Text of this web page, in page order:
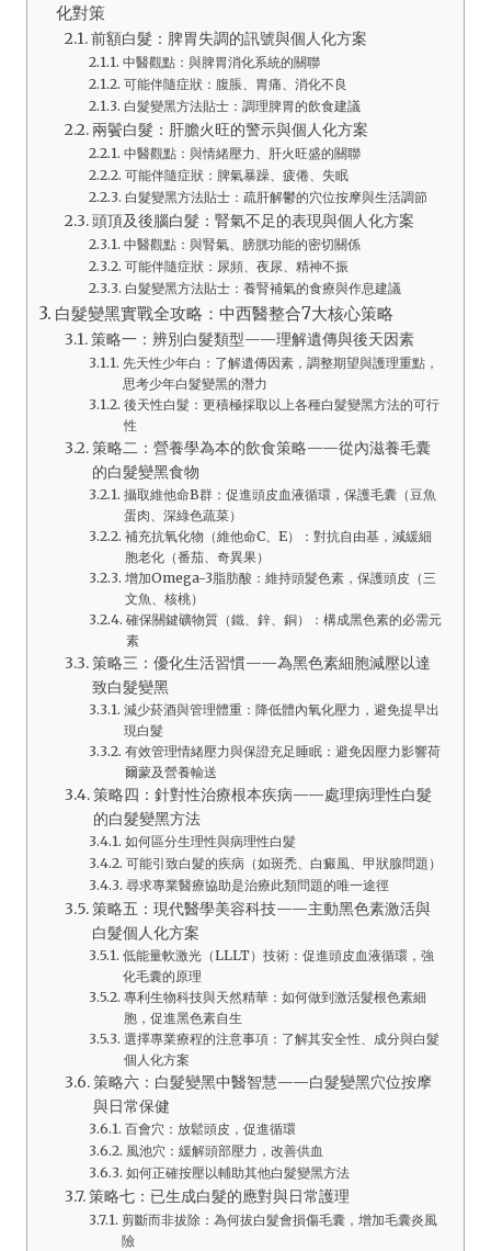
化對策
前額白髮：脾胃失調的訊號與個人化方案
中醫觀點：與脾胃消化系統的關聯
可能伴隨症狀：腹脹、胃痛、消化不良
白髮變黑方法貼士：調理脾胃的飲食建議
兩鬢白髮：肝膽火旺的警示與個人化方案
中醫觀點：與情緒壓力、肝火旺盛的關聯
可能伴隨症狀：脾氣暴躁、疲倦、失眠
白髮變黑方法貼士：疏肝解鬱的穴位按摩與生活調節
頭頂及後腦白髮：腎氣不足的表現與個人化方案
中醫觀點：與腎氣、膀胱功能的密切關係
可能伴隨症狀：尿頻、夜尿、精神不振
白髮變黑方法貼士：養腎補氣的食療與作息建議
白髮變黑實戰全攻略：中西醫整合7大核心策略
策略一：辨別白髮類型——理解遺傳與後天因素
先天性少年白：了解遺傳因素，調整期望與護理重點，
思考少年白髮變黑的潛力
後天性白髮：更積極採取以上各種白髮變黑方法的可行
性
策略二：營養學為本的飲食策略——從內滋養毛囊
的白髮變黑食物
攝取維他命B群：促進頭皮血液循環，保護毛囊（豆魚
蛋肉、深綠色蔬菜）
補充抗氧化物（維他命C、E）：對抗自由基，減緩細
胞老化（番茄、奇異果）
增加Omega-3脂肪酸：維持頭髮色素，保護頭皮（三
文魚、核桃）
確保關鍵礦物質（鐵、鋅、銅）：構成黑色素的必需元
素
策略三：優化生活習慣——為黑色素細胞減壓以達
致白髮變黑
減少菸酒與管理體重：降低體內氧化壓力，避免提早出
現白髮
有效管理情緒壓力與保證充足睡眠：避免因壓力影響荷
爾蒙及營養輸送
策略四：針對性治療根本疾病——處理病理性白髮
的白髮變黑方法
如何區分生理性與病理性白髮
可能引致白髮的疾病（如斑禿、白癜風、甲狀腺問題）
尋求專業醫療協助是治療此類問題的唯一途徑
策略五：現代醫學美容科技——主動黑色素激活與
白髮個人化方案
低能量軟激光（LLLT）技術：促進頭皮血液循環，強
化毛囊的原理
專利生物科技與天然精華：如何做到激活髮根色素細
胞，促進黑色素自生
選擇專業療程的注意事項：了解其安全性、成分與白髮
個人化方案
策略六：白髮變黑中醫智慧——白髮變黑穴位按摩
與日常保健
百會穴：放鬆頭皮，促進循環
風池穴：緩解頭部壓力，改善供血
如何正確按壓以輔助其他白髮變黑方法
策略七：已生成白髮的應對與日常護理
剪斷而非拔除：為何拔白髮會損傷毛囊，增加毛囊炎風
險